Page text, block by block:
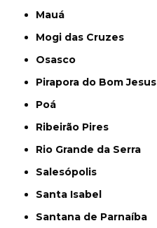
Mauá
Mogi das Cruzes
Osasco
Pirapora do Bom Jesus
Poá
Ribeirão Pires
Rio Grande da Serra
Salesópolis
Santa Isabel
Santana de Parnaíba